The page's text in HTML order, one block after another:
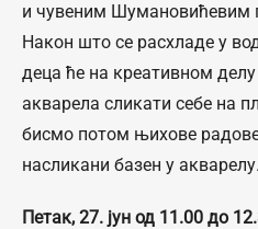
и чувеним Шумановићевим
Након што се расхладе у
деца ће на креативном
акварела сликати себе на
бисмо потом њихове
насликани базен у акварелу.
Петак, 27. јун од 11.00 до